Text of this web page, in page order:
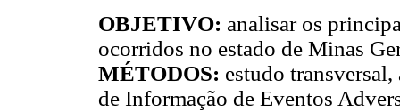
OBJETIVO: analisar os
ocorridos no estado de Minas
MÉTODOS: estudo
de Informação de Eventos